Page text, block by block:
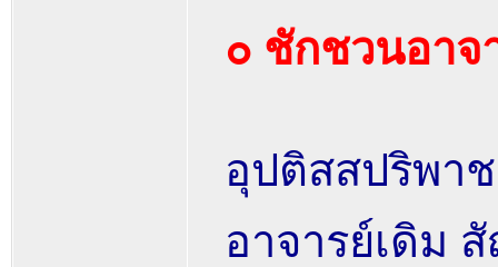
๐ ชักชวนอาจ
อุปติสสปริพา
อาจารย์เดิม